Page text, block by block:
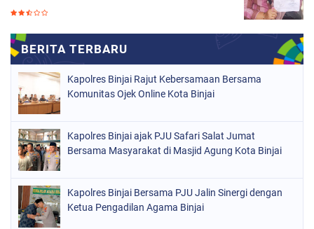
Kapolres Binjai Rajut Kebersamaan Bersama
Komunitas Ojek Online Kota Binjai
Kapolres Binjai ajak PJU Safari Salat Jumat
Bersama Masyarakat di Masjid Agung Kota Binjai
Kapolres Binjai Bersama PJU Jalin Sinergi dengan
Ketua Pengadilan Agama Binjai